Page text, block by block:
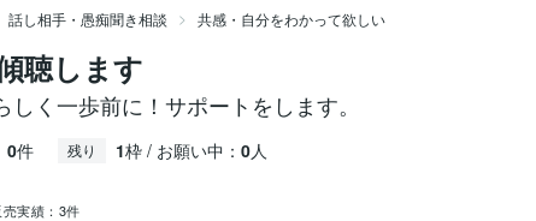
話し相手・愚痴聞き相談 共感・自分をわかって欲しい
聴します
く一歩前に！サポートをします。
0件 残り 1枠 / お願い中： 0人
実績： 3件